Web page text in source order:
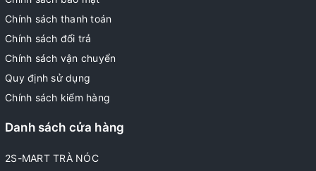
Chính sách thanh toán
Chính sách đổi trả
Chính sách vận chuyển
Quy định sử dụng
Chính sách kiểm hàng
Danh sách cửa hàng
2S-MART TRÀ NÓC